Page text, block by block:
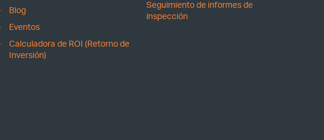
Blog
Eventos
Calculadora de ROI (Retorno de
Inversión)
Seguimiento de informes de
inspección